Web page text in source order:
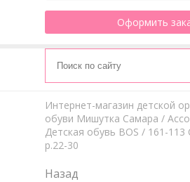
Оформить
Интернет-магазин детской
обуви Мишутка Самара /
Детская обувь BOS / 161-113
р.22-30
Назад